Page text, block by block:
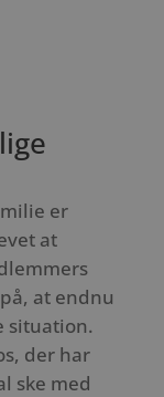
er
at
at endnu
situation.
der har
ske med